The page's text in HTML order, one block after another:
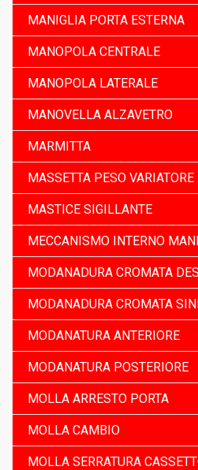
MANIGLIA PORTA ESTERNA
MANOPOLA CENTRALE
MANOPOLA LATERALE
MANOVELLA ALZAVETRO
MARMITTA
MASSETTA PESO VARIATORE
MASTICE SIGILLANTE
MECCANISMO INTERNO
MODANADURA CROMATA
MODANADURA CROMATA
MODANATURA ANTERIORE
MODANATURA POSTERIORE
MOLLA ARRESTO PORTA
MOLLA CAMBIO
MOLLA SERRATURA